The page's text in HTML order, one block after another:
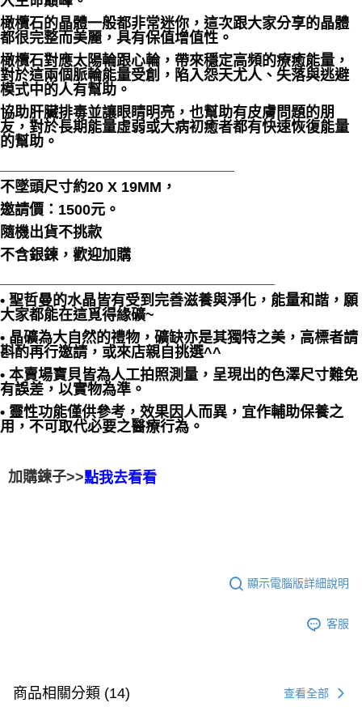
橄欖石的晶體一般都非常迷你，這次跟大家分享的晶體
都很完整而美麗，具有保值增值性。
橄欖石對應太陽輪跟心輪，帶來穩定高頻的療癒能量，
對於這兩個脈輪能量受創，陷入怨天尤人、失落與逃避
模式中的人有幫助。
協助肝臟排毒並讓眼睛明亮，也幫助有皮膚問題的朋
友，對於長期能量虛弱或大病初癒者都有快速恢復能量
的幫助。
不墜頭尺寸約20 X 19MM，
邀請價：1500元。
隨機出貨不挑款
不含銀鍊，歡迎加購
• 聖哲曼的水晶皆有受到完善滋養與淨化，能量和諧，願
大家都能在這覓得緣礦~
• 晶礦為大自然的禮物，礦缺亦是其獨特之美，高標者請
斟酌再行邀請，或來店親自挑選^^
• 本賣場寶貝皆為人工拍照測量，呈現出的色澤尺寸難免
有誤差，以實物為準。
• 靈性功能僅供參考，效果因人而異，宜作輔助保養之
用，不可取代必要之醫療行為。
加購鍊子>>點我去看看
顯示電腦版詳細說明
客服
商品相關分類 (14) 查看全部